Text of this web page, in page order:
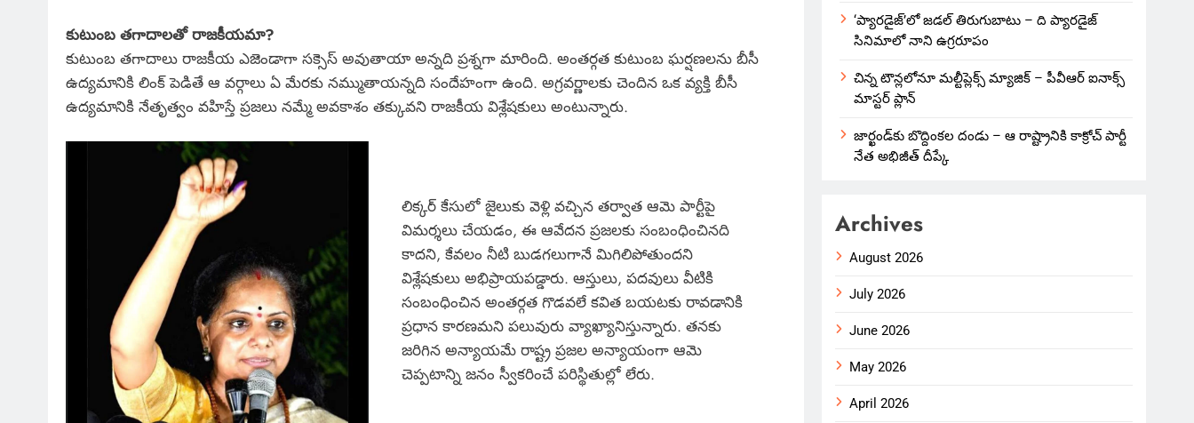
కుటుంబ తగాదాలతో రాజకీయమా?
కుటుంబ తగాదాలు రాజకీయ ఎజెండాగా సక్సెస్ అవుతాయా అన్నది ప్రశ్నగా మారింది. అంతర్గత కుటుంబ ఘర్షణలను బీసీ
ఉద్యమానికి లింక్ పెడితే ఆ వర్గాలు ఏ మేరకు నమ్ముతాయన్నది సందేహంగా ఉంది. అగ్రవర్ణాలకు చెందిన ఒక వ్యక్తి బీసీ
ఉద్యమానికి నేతృత్వం వహిస్తే ప్రజలు నమ్మే అవకాశం తక్కువని రాజకీయ విశ్లేషకులు అంటున్నారు.
లిక్కర్ కేసులో జైలుకు వెళ్లి వచ్చిన తర్వాత ఆమె పార్టీపై
విమర్శలు చేయడం, ఈ ఆవేదన ప్రజలకు సంబంధించినది
కాదని, కేవలం నీటి బుడగలుగానే మిగిలిపోతుందని
విశ్లేషకులు అభిప్రాయపడ్డారు. ఆస్తులు, పదవులు వీటికి
సంబంధించిన అంతర్గత గొడవలే కవిత బయటకు రావడానికి
ప్రధాన కారణమని పలువురు వ్యాఖ్యానిస్తున్నారు. తనకు
జరిగిన అన్యాయమే రాష్ట్ర ప్రజల అన్యాయంగా ఆమె
చెప్పటాన్ని జనం స్వీకరించే పరిస్థితుల్లో లేరు.
‘ప్యారడైజ్’లో జడల్ తిరుగుబాటు – ది ప్యారడైజ్
సినిమాలో నాని ఉగ్రరూపం
చిన్న టౌన్లలోనూ మల్టీప్లెక్స్‌ మ్యాజిక్ – పీవీఆర్ ఐనాక్స్
మాస్టర్ ప్లాన్
జార్ఖండ్‌కు బొద్దింకల దండు – ఆ రాష్ట్రానికి కాక్రోచ్ పార్టీ
నేత అభిజీత్ దీప్కే
Archives
August 2026
July 2026
June 2026
May 2026
April 2026